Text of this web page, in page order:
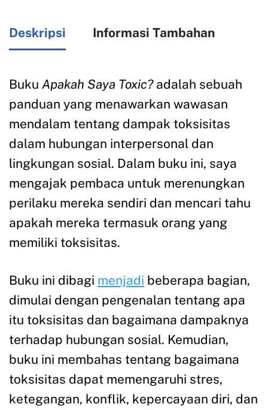
Deskripsi Informasi Tambahan
Buku Apakah Saya Toxic?adalah sebuah
panduan yang menawarkan wawasan
mendalam tentang dampak toksisitas
dalam hubungan interpersonal dan
lingkungan sosial. Dalam buku ini, saya
mengajak pembaca untuk merenungkan
perilaku mereka sendiri dan mencari tahu
apakah mereka termasuk orang yang
memiliki toksisitas.
Buku ini dibagi menjadi beberapa bagian,
dimulai dengan pengenalan tentang apa
itu toksisitas dan bagaimana dampaknya
terhadap hubungan sosial. Kemudian,
buku ini membahas tentang bagaimana
toksisitas dapat memengaruhi stres,
ketegangan, konflik, kepercayaan diri, dan